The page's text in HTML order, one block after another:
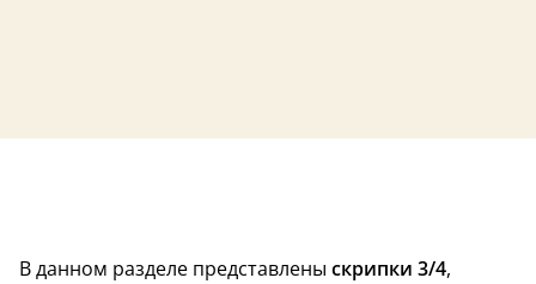
В данном разделе представлены скрипки 3/4,